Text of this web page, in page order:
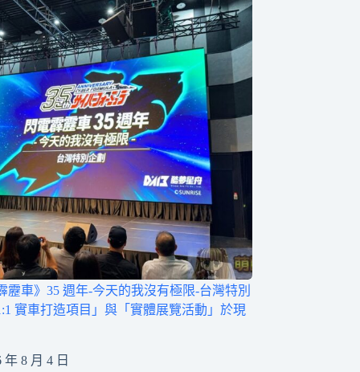
靂車》35 週年-今天的我沒有極限-台灣特別
實車打造項目」與「實體展覽活動」於現
年 8 月 4 日